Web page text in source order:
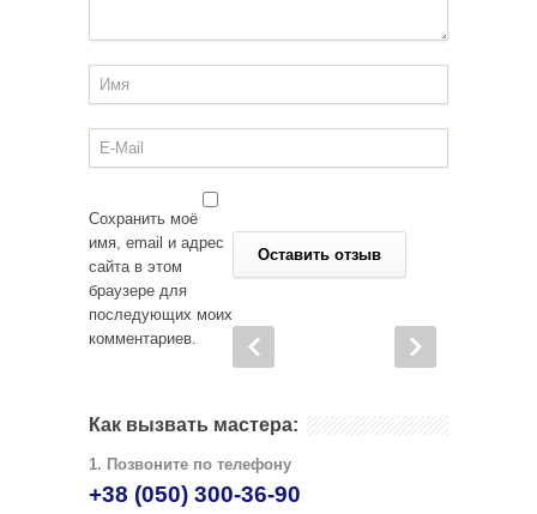
Сохранить моё
имя, email и адрес
сайта в этом
браузере для
последующих моих
комментариев.
Как вызвать мастера:
1. Позвоните по телефону
+38 (050) 300-36-90